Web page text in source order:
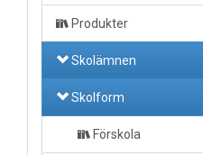
Produkter
Skolämnen
Skolform
Förskola